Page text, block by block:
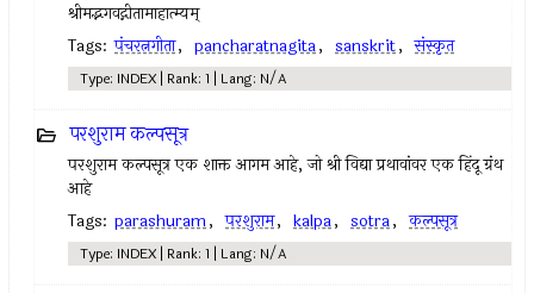
श्रीमद्भगवद्गीतामाहात्म्यम्
Tags: पंचरत्नगीता, pancharatnagita, sanskrit, संस्कृत
Type: INDEX | Rank: 1 | Lang: N/A
परशुराम कल्पसूत्र
परशुराम कल्पसूत्र एक शाक्त आगम आहे, जो श्री विद्या प्रथावांवर एक हिंदू ग्रंथ
आहे
Tags: parashuram, परशुराम, kalpa, sotra, कल्पसूत्र
Type: INDEX | Rank: 1 | Lang: N/A